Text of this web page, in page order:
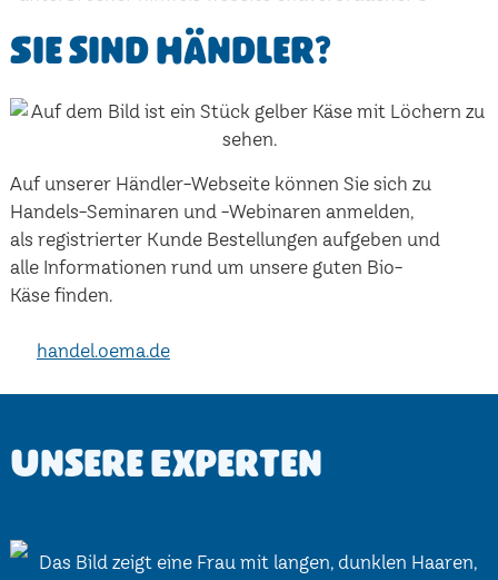
Sie sind Händler?
Auf unserer Händler-Webseite können Sie sich zu
Handels-Seminaren und -Webinaren anmelden,
als registrierter Kunde Bestellungen aufgeben und
alle Informationen rund um unsere guten Bio-
Käse finden.
handel.oema.de
Unsere Experten